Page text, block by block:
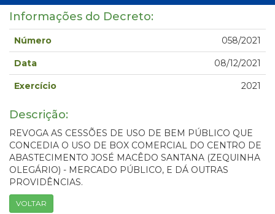
Informações do Decreto:
Número 058/2021
Data 08/12/2021
Exercício 2021
Descrição:
REVOGA AS CESSÕES DE USO DE BEM PÚBLICO QUE
CONCEDIA O USO DE BOX COMERCIAL DO CENTRO DE
ABASTECIMENTO JOSÉ MACÊDO SANTANA (ZEQUINHA
OLEGÁRIO) - MERCADO PÚBLICO, E DÁ OUTRAS
PROVIDÊNCIAS.
VOLTAR